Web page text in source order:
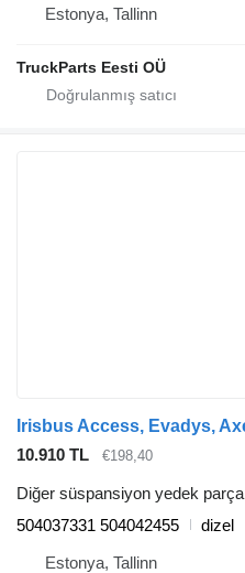
Estonya, Tallinn
TruckParts Eesti OÜ
10.910 TL €198,40
Diğer süspansiyon yedek parça
504037331 504042455
dizel
Estonya, Tallinn